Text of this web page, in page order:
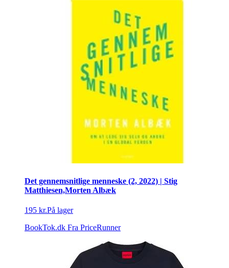
Det gennemsnitlige menneske (2, 2022) | Stig
Matthiesen,Morten Albæk
195 kr.På lager
BookTok.dk Fra PriceRunner